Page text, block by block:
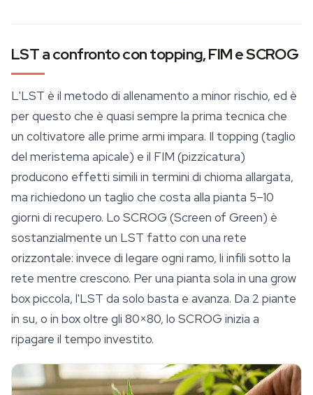
LST a confronto con topping, FIM e SCROG
L'LST è il metodo di allenamento a minor rischio, ed è
per questo che è quasi sempre la prima tecnica che
un coltivatore alle prime armi impara. Il topping (taglio
del meristema apicale) e il FIM (pizzicatura)
producono effetti simili in termini di chioma allargata,
ma richiedono un taglio che costa alla pianta 5–10
giorni di recupero. Lo SCROG (Screen of Green) è
sostanzialmente un LST fatto con una rete
orizzontale: invece di legare ogni ramo, li infili sotto la
rete mentre crescono. Per una pianta sola in una grow
box piccola, l'LST da solo basta e avanza. Da 2 piante
in su, o in box oltre gli 80×80, lo SCROG inizia a
ripagare il tempo investito.